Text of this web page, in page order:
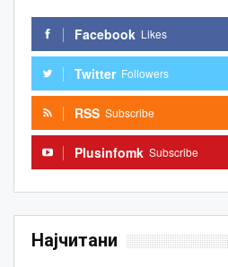
Facebook Likes
Twitter Followers
RSS Subscribe
Plusinfomk Subscribe
Најчитани